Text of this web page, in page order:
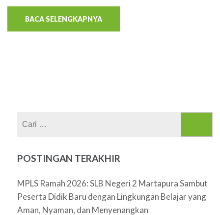
BACA SELENGKAPNYA
POSTINGAN TERAKHIR
MPLS Ramah 2026: SLB Negeri 2 Martapura Sambut
Peserta Didik Baru dengan Lingkungan Belajar yang
Aman, Nyaman, dan Menyenangkan